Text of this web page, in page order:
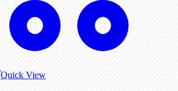
Quick View